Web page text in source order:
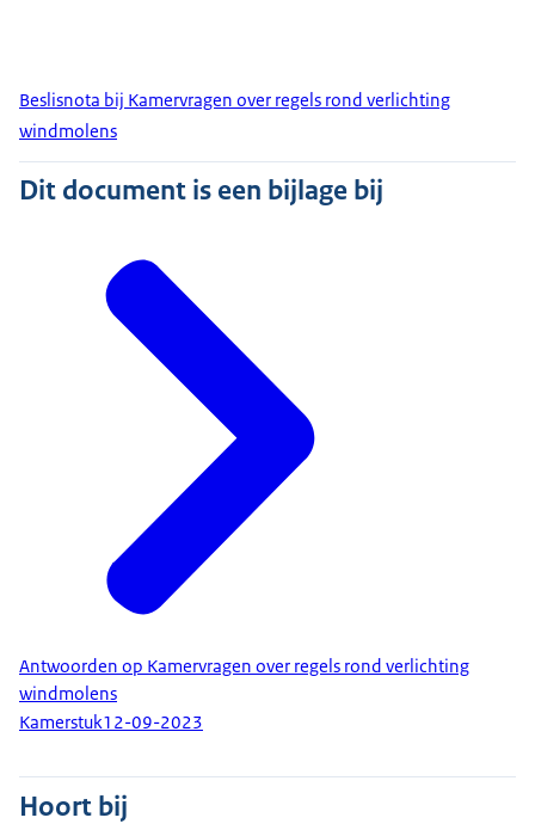
Beslisnota bij Kamervragen over regels rond verlichting
windmolens
Dit document is een bijlage bij
Antwoorden op Kamervragen over regels rond verlichting
windmolens
Kamerstuk12-09-2023
Hoort bij